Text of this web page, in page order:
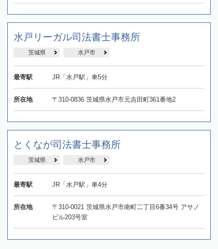
水戸リーガル司法書士事務所
茨城県 水戸市
最寄駅 JR「水戸駅」車5分
所在地 〒310-0836 茨城県水戸市元吉田町361番地2
とくなが司法書士事務所
茨城県 水戸市
最寄駅 JR「水戸駅」車4分
所在地
〒310-0021 茨城県水戸市南町二丁目6番34号 アサノ
ビル203号室